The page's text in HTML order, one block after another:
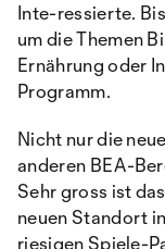
Inte-ressierte.
um die Themen
Ernährung oder
Programm.
Nicht nur die
anderen BEA-
Sehr gross ist
neuen Standort
riesigen Spiele-